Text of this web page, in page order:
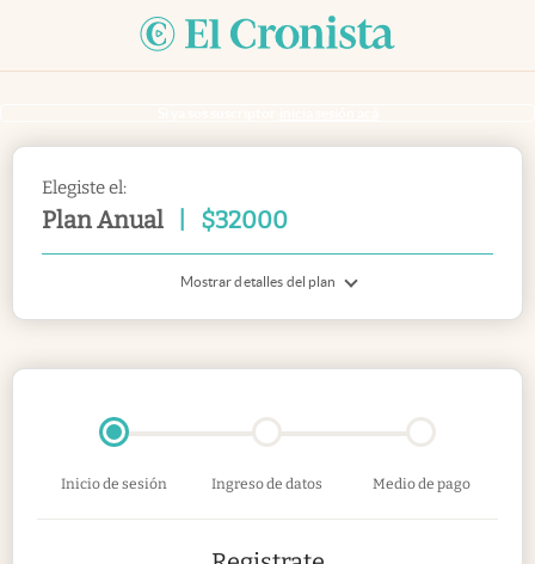
Elegiste el:
Plan Anual $32000
Mostrar detalles del plan
Inicio de sesión Ingreso de datos Medio de pago